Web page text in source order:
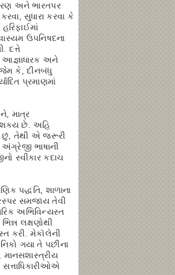
અને ભારતપર
સુધારા કરવા કે
ઉપનિષદના
દત્તે
આજ્ઞાધારક અને
જેમ કે, દીનબંધુ
પ્રમાણમાં
માત્ર
શક્ય છે. અહિ
છું, તેથી એ જરૂરી
ભાષાની
સ્વીકાર કદાચ
પદ્ધતિ, શાળાના
સમજાય તેવી
અભિવિન્યસ્ત
લક્ષણોથી
કરી. મેકૉલેની
ગયા તે પછીના
માનસશાસ્ત્રીય